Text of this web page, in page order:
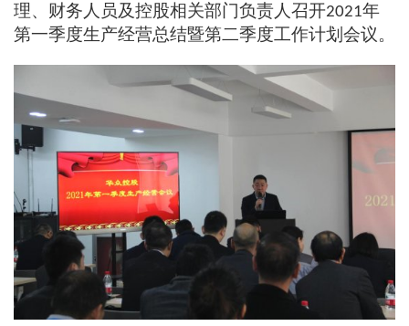
理、财务人员及控股相关部门负责人召开2021年
第一季度生产经营总结暨第二季度工作计划会议。